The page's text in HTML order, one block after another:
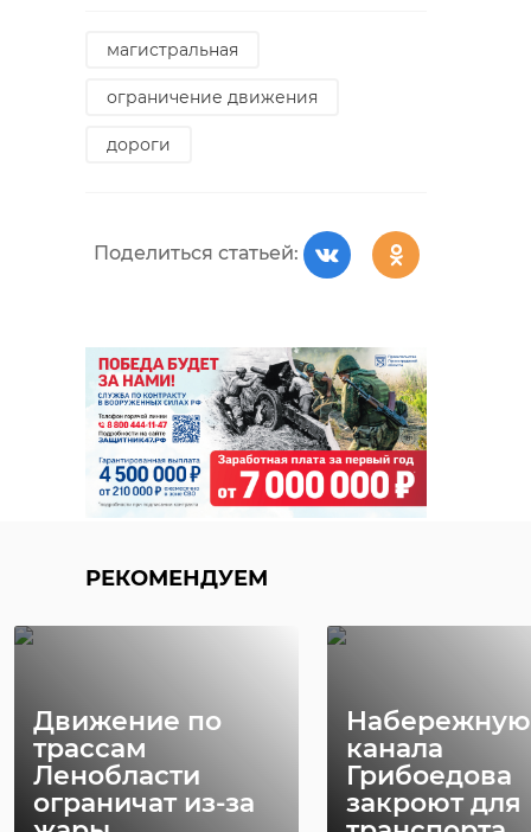
магистральная
ограничение движения
дороги
Поделиться статьей:
РЕКОМЕНДУЕМ
Движение по
трассам
Ленобласти
ограничат из-за
Набережную
канала
Грибоедова
закроют для